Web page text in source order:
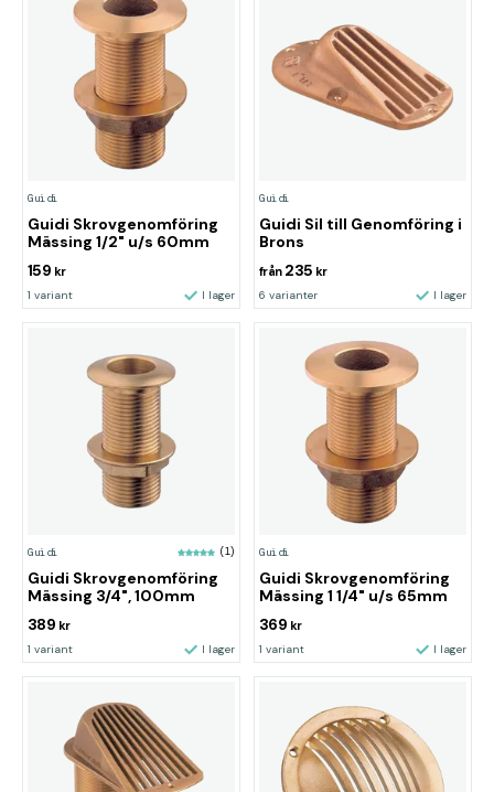
Guidi
Guidi Skrovgenomföring
Mässing 1/2" u/s 60mm
159 kr
1 variant I lager
Guidi
Guidi Sil till Genomföring i
Brons
från 235 kr
6 varianter I lager
Guidi (1)
Guidi Skrovgenomföring
Mässing 3/4", 100mm
389 kr
1 variant I lager
Guidi
Guidi Skrovgenomföring
Mässing 1 1/4" u/s 65mm
369 kr
1 variant I lager